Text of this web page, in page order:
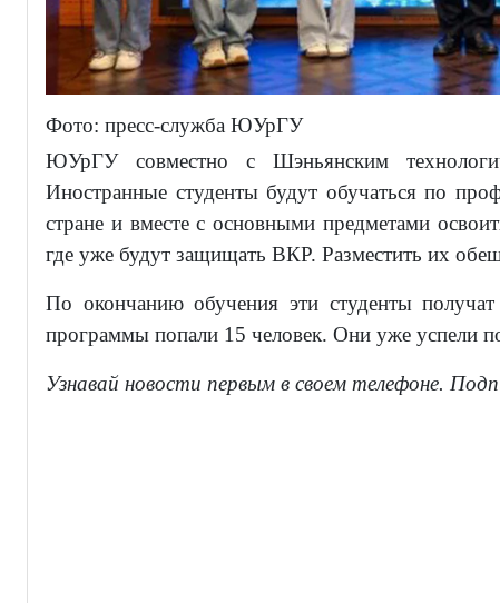
Фото: пресс-служба ЮУрГУ
ЮУрГУ совместно с Шэньянским
Иностранные студенты будут обучаться по
стране и вместе с основными предметами
где уже будут защищать ВКР. Разместить их
По окончанию обучения эти студенты
программы попали 15 человек. Они уже успели
Узнавай новости первым в своем телефоне.